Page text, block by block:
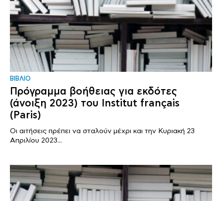
ΒΙΒΛΙΟ
Πρόγραμμα βοήθειας για εκδότες
(άνοιξη 2023) του Institut français
(Paris)
Οι αιτήσεις πρέπει να σταλούν μέχρι και την Κυριακή 23
Απριλίου 2023...